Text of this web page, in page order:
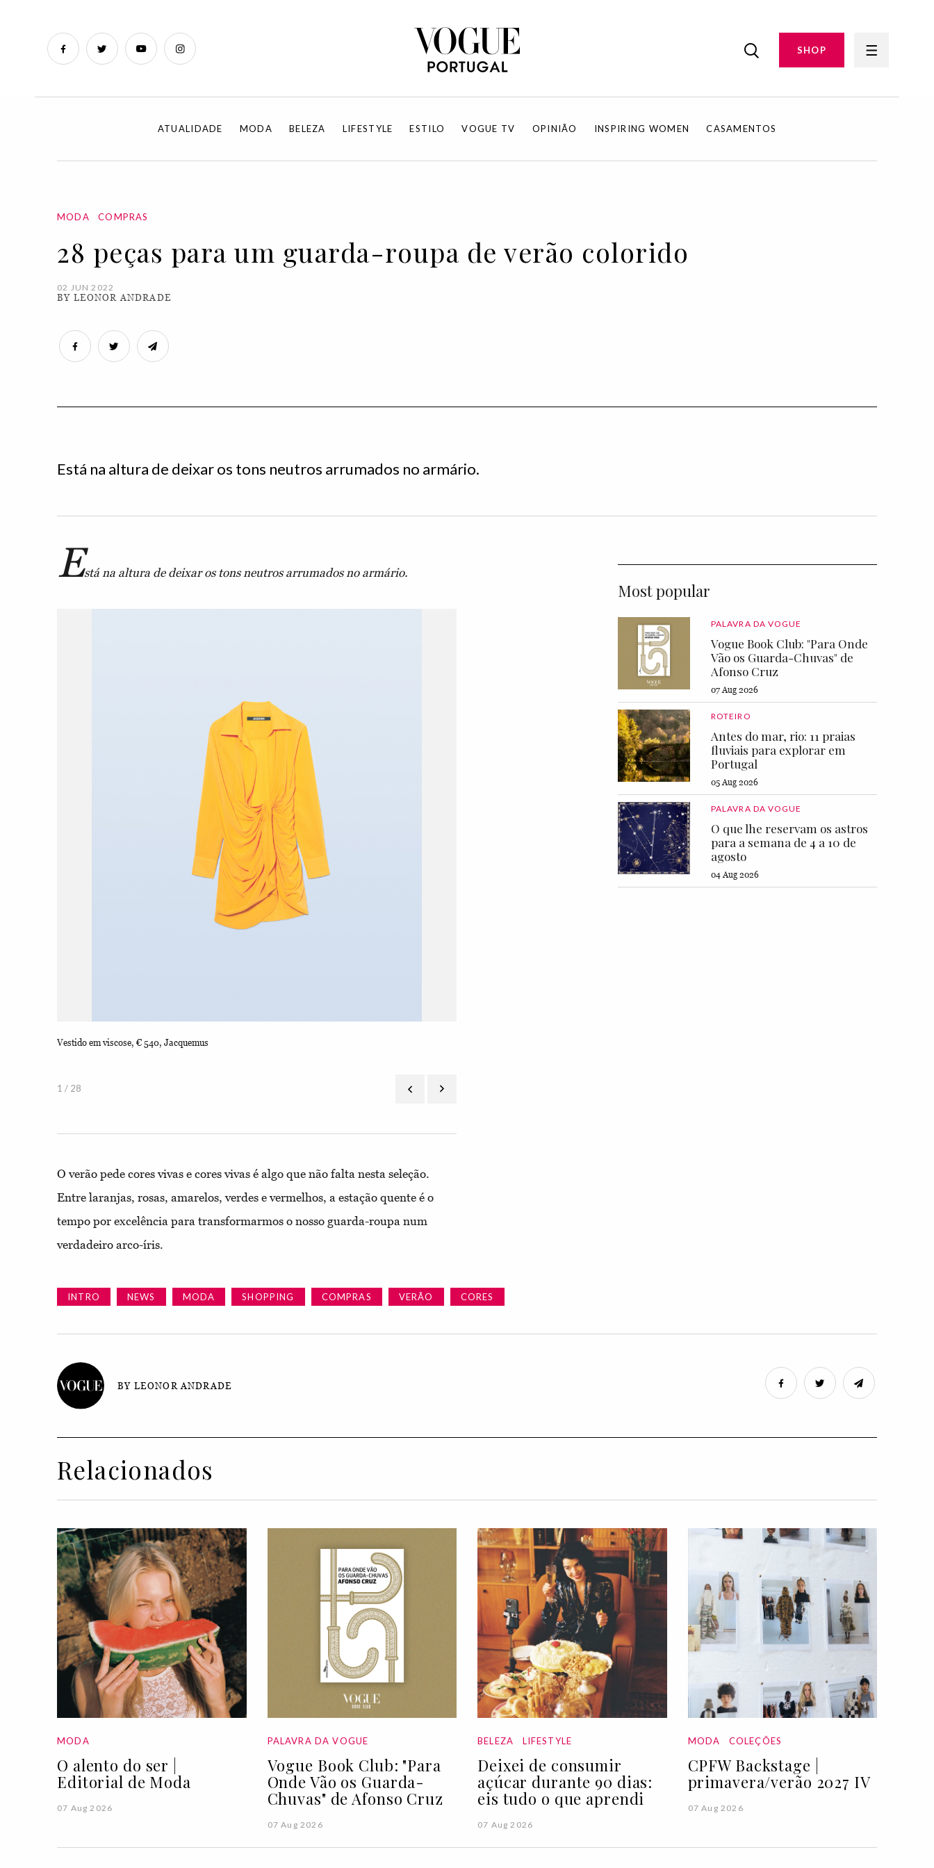
SHOP
ATUALIDADE MODA BELEZA LIFESTYLE ESTILO VOGUE TV OPINIÃO INSPIRING WOMEN CASAMENTOS
MODA COMPRAS
28 peças para um guarda-roupa de verão colorido
02 JUN 2022
BY LEONOR ANDRADE
Está na altura de deixar os tons neutros arrumados no armário.
Está na altura de deixar os tons neutros arrumados no armário.
Vestido em viscose, € 540, Jacquemus
1 / 28
O verão pede cores vivas e cores vivas é algo que não falta nesta seleção.
Entre laranjas, rosas, amarelos, verdes e vermelhos, a estação quente é o
tempo por excelência para transformarmos o nosso guarda-roupa num
verdadeiro arco-íris.
Most popular
PALAVRA DA VOGUE
Vogue Book Club: "Para Onde
Vão os Guarda-Chuvas" de
Afonso Cruz
07 Aug 2026
ROTEIRO
Antes do mar, rio: 11 praias
fluviais para explorar em
Portugal
05 Aug 2026
PALAVRA DA VOGUE
O que lhe reservam os astros
para a semana de 4 a 10 de
agosto
04 Aug 2026
INTRO NEWS MODA SHOPPING COMPRAS VERÃO CORES
BY LEONOR ANDRADE
Relacionados
MODA
O alento do ser |
Editorial de Moda
07 Aug 2026
PALAVRA DA VOGUE
Vogue Book Club: "Para
Onde Vão os Guarda-
Chuvas" de Afonso Cruz
07 Aug 2026
BELEZA LIFESTYLE
Deixei de consumir
açúcar durante 90 dias:
eis tudo o que aprendi
07 Aug 2026
MODA COLEÇÕES
CPFW Backstage |
primavera/verão 2027 IV
07 Aug 2026